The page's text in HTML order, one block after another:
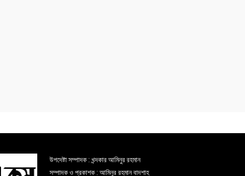
উপদেষ্টা সম্পাদক : খন্দকার আমিনুর রহমান
সম্পাদক ও প্রকাশক : আমিনুর রহমান বাদশাহ